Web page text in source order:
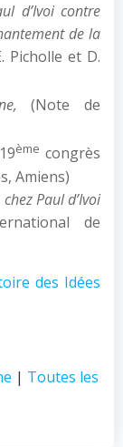
d’Ivoi contre
de la
Picholle et D.
(Note de
ème congrès
Amiens)
Paul d’Ivoi
de
des Idées
| Toutes les